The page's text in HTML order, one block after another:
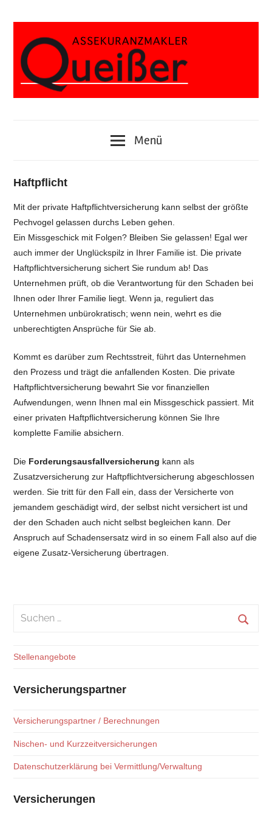
Inhalt
Queißer
Menü
Haftpflicht
Mit der private Haftpflichtversicherung kann selbst der größte
Pechvogel gelassen durchs Leben gehen.
Ein Missgeschick mit Folgen? Bleiben Sie gelassen! Egal wer
auch immer der Unglückspilz in Ihrer Familie ist. Die private
Haftpflichtversicherung sichert Sie rundum ab! Das
Unternehmen prüft, ob die Verantwortung für den Schaden bei
Ihnen oder Ihrer Familie liegt. Wenn ja, reguliert das
Unternehmen unbürokratisch; wenn nein, wehrt es die
unberechtigten Ansprüche für Sie ab.
Kommt es darüber zum Rechtsstreit, führt das Unternehmen
den Prozess und trägt die anfallenden Kosten. Die private
Haftpflichtversicherung bewahrt Sie vor finanziellen
Aufwendungen, wenn Ihnen mal ein Missgeschick passiert. Mit
einer privaten Haftpflichtversicherung können Sie Ihre
komplette Familie absichern.
Die Forderungsausfallversicherung kann als
Zusatzversicherung zur Haftpflichtversicherung abgeschlossen
werden. Sie tritt für den Fall ein, dass der Versicherte von
jemandem geschädigt wird, der selbst nicht versichert ist und
der den Schaden auch nicht selbst begleichen kann. Der
Anspruch auf Schadensersatz wird in so einem Fall also auf die
eigene Zusatz-Versicherung übertragen.
nach:
Stellenangebote
Versicherungspartner
Versicherungspartner / Berechnungen
Nischen- und Kurzzeitversicherungen
Datenschutzerklärung bei Vermittlung/Verwaltung
Versicherungen